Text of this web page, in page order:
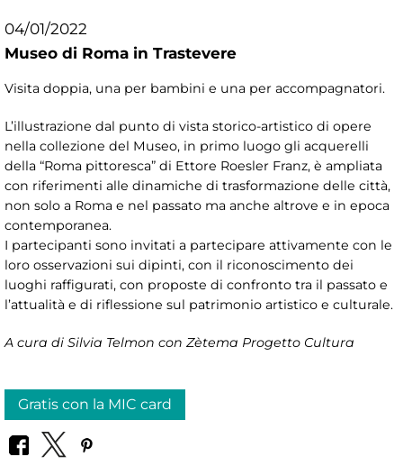
04/01/2022
Museo di Roma in Trastevere
Visita doppia, una per bambini e una per accompagnatori.
L’illustrazione dal punto di vista storico-artistico di opere
nella collezione del Museo, in primo luogo gli acquerelli
della “Roma pittoresca” di Ettore Roesler Franz, è ampliata
con riferimenti alle dinamiche di trasformazione delle città,
non solo a Roma e nel passato ma anche altrove e in epoca
contemporanea.
I partecipanti sono invitati a partecipare attivamente con le
loro osservazioni sui dipinti, con il riconoscimento dei
luoghi raffigurati, con proposte di confronto tra il passato e
l’attualità e di riflessione sul patrimonio artistico e culturale.
A cura di Silvia Telmon con Zètema Progetto Cultura
Gratis con la MIC card